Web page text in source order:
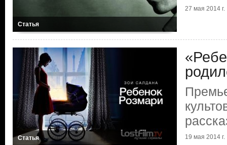
Статья
27 мая 2014 г.
Статья 19 мая 2014 г.